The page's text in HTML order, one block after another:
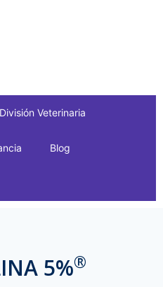
División Veterinaria
Blog
5%®